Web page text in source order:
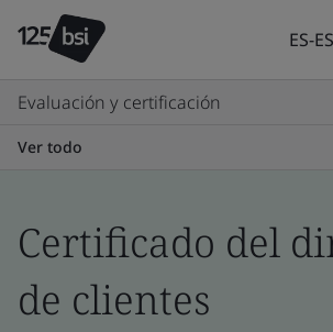
ES-ES
Evaluación y certificación
Ver todo
Certificado del
de clientes